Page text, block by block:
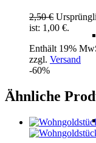
2,50€
ist: 1,00 €.
Enthält 19%
zzgl. Versand
-60%
Ähnliche